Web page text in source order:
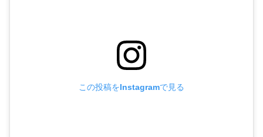
この投稿をInstagramで見る